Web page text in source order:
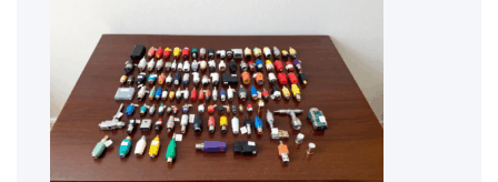
Schritt
Anleitung
für
2026